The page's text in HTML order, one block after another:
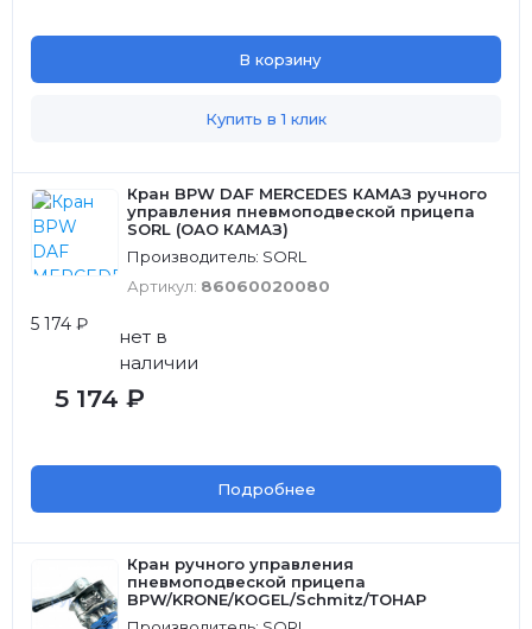
В корзину
Купить в 1 клик
Кран BPW DAF MERCEDES КАМАЗ ручного
управления пневмоподвеской прицепа
SORL (ОАО КАМАЗ)
Производитель: SORL
Артикул: 86060020080
5 174 ₽
нет в
наличии
5 174 ₽
Подробнее
Кран ручного управления
пневмоподвеской прицепа
BPW/KRONE/KOGEL/Schmitz/ТОНАР